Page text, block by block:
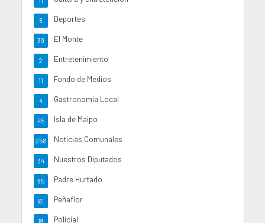
Deportes
8
El Monte
39
Entretenimiento
2
Fondo de Medios
11
Gastronomia Local
4
Isla de Maipo
45
Noticias Comunales
258
Nuestros Diputados
34
Padre Hurtado
85
Peñaflor
61
Policial
19